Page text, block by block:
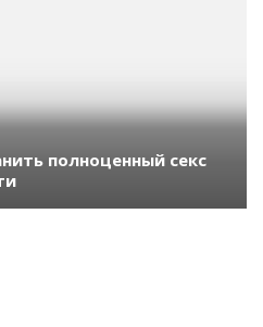
полноценный секс